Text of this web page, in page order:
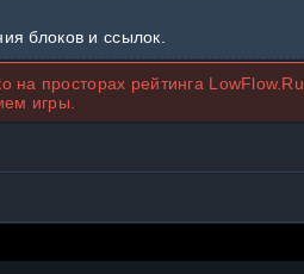
блоков и ссылок.
на просторах рейтинга LowFlow.Ru.
игры.